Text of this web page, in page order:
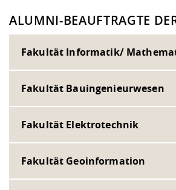
ALUMNI-BEAUFTRAGTE
Fakultät Informatik/
Fakultät Bauingenieurwesen
Fakultät Elektrotechnik
Fakultät Geoinformation